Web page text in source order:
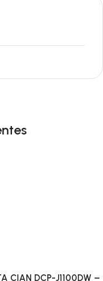
CIAN DCP-J1100DW –